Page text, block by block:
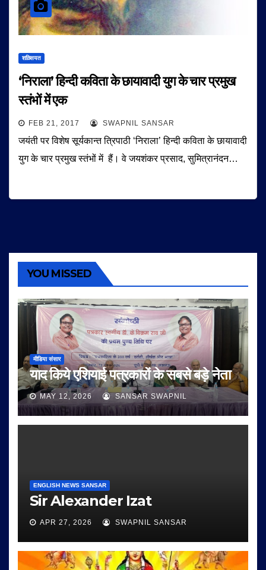
शख़्सियत
‘निराला’ हिन्दी कविता के छायावादी युग के चार प्रमुख
स्तंभों में एक
FEB 21, 2017 SWAPNIL SANSAR
जयंती पर विशेष सूर्यकान्त त्रिपाठी ‘निराला’ हिन्दी कविता के छायावादी
युग के चार प्रमुख स्तंभों में हैं। वे जयशंकर प्रसाद, सुमित्रानंदन…
YOU MISSED
मीडिया संसार
याद किये एशियाई पत्रकारों के सबसे बड़े नेता
MAY 12, 2026 SANSAR SWAPNIL
ENGLISH NEWS SANSAR
Sir Alexander Izat
APR 27, 2026 SWAPNIL SANSAR